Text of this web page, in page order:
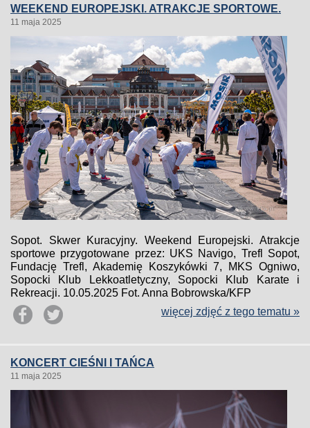
WEEKEND EUROPEJSKI. ATRAKCJE SPORTOWE.
11 maja 2025
Sopot. Skwer Kuracyjny. Weekend Europejski. Atrakcje
sportowe przygotowane przez: UKS Navigo, Trefl Sopot,
Fundację Trefl, Akademię Koszykówki 7, MKS Ogniwo,
Sopocki Klub Lekkoatletyczny, Sopocki Klub Karate i
Rekreacji. 10.05.2025 Fot. Anna Bobrowska/KFP
więcej zdjęć z tego tematu »
KONCERT CIEŚNI I TAŃCA
11 maja 2025